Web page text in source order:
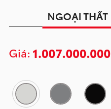
NGOẠI THẤT
Giá: 1.007.000.000